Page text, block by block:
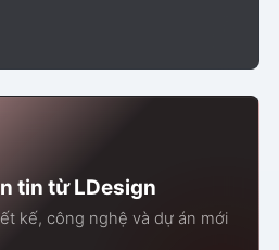
tin từ LDesign
kế, công nghệ và dự án mới